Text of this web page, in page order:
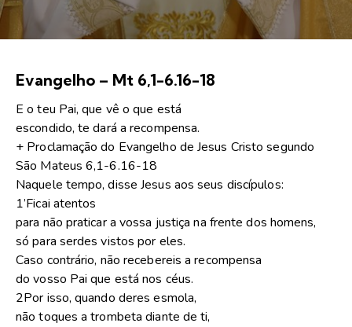
Evangelho – Mt 6,1-6.16-18
E o teu Pai, que vê o que está
escondido, te dará a recompensa.
+ Proclamação do Evangelho de Jesus Cristo segundo
São Mateus 6,1-6.16-18
Naquele tempo, disse Jesus aos seus discípulos:
1’Ficai atentos
para não praticar a vossa justiça na frente dos homens,
só para serdes vistos por eles.
Caso contrário, não recebereis a recompensa
do vosso Pai que está nos céus.
2Por isso, quando deres esmola,
não toques a trombeta diante de ti,